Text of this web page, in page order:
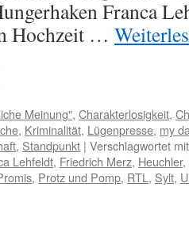
Franca
Hochzeit …
Meinung", Charakterlosigkeit,
, Kriminalität, Lügenpresse, my
, Standpunkt | Verschlagwortet mit
Lehfeldt, Friedrich Merz, Heuchler,
, Protz und Pomp, RTL, Sylt,